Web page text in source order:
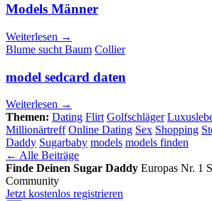
Models Männer
Weiterlesen →
Blume sucht Baum Collier
model sedcard daten
Weiterlesen →
Themen: Dating Flirt Golfschläger
Millionärtreff Online Dating Sex Shopping
Daddy Sugarbaby models models finden
← Alle Beiträge
Finde Deinen Sugar Daddy Europas Nr. 1
Community
Jetzt kostenlos registrieren